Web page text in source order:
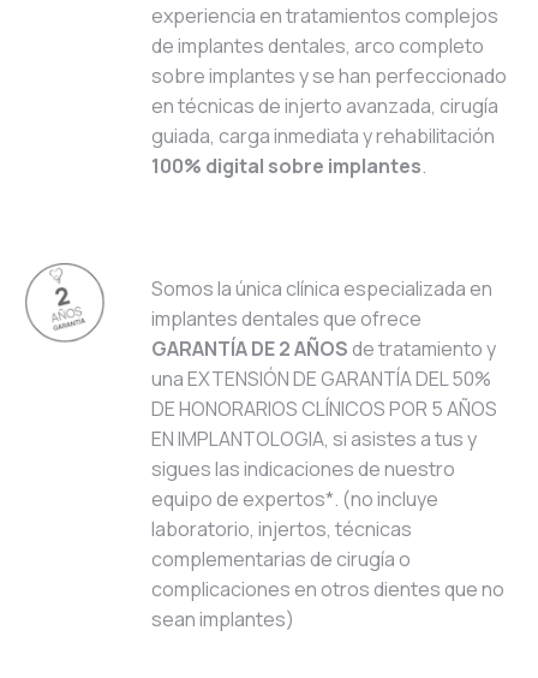
experiencia en tratamientos complejos
de implantes dentales, arco completo
sobre implantes y se han perfeccionado
en técnicas de injerto avanzada, cirugía
guiada, carga inmediata y rehabilitación
100% digital sobre implantes.
Somos la única clínica especializada en
implantes dentales que ofrece
GARANTÍA DE 2 AÑOS de tratamiento y
una EXTENSIÓN DE GARANTÍA DEL 50%
DE HONORARIOS CLÍNICOS POR 5 AÑOS
EN IMPLANTOLOGIA, si asistes a tus y
sigues las indicaciones de nuestro
equipo de expertos*. (no incluye
laboratorio, injertos, técnicas
complementarias de cirugía o
complicaciones en otros dientes que no
sean implantes)